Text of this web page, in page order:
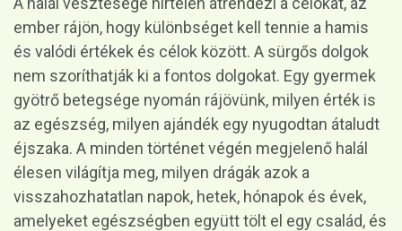
ember rájön, hogy különbséget kell tennie a hamis
és valódi értékek és célok között. A sürgős dolgok
nem szoríthatják ki a fontos dolgokat. Egy gyermek
gyötrő betegsége nyomán rájövünk, milyen érték is
az egészség, milyen ajándék egy nyugodtan átaludt
éjszaka. A minden történet végén megjelenő halál
élesen világítja meg, milyen drágák azok a
visszahozhatatlan napok, hetek, hónapok és évek,
amelyeket egészségben együtt tölt el egy család, és